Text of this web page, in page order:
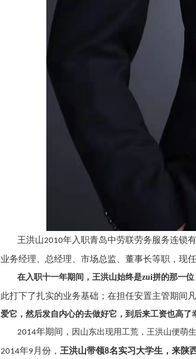
王洪山2010年入职青岛中劳联劳务服务连锁
业务经理、总经理、市场总监、董事长等职，现
在入职十一年期间，王洪山始终是zui拼的那一位
此打下了扎实的业务基础；在担任安置主管期间
爱它，然后发自内心的去做好它，到后来工资也高了
2014年期间， 因山东出现用工荒，王洪山便萌
2014年9 月份， 王洪山带领8名实习大学生，来陕